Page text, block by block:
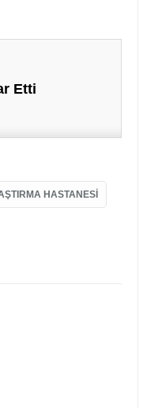
Etti
HASTANESI